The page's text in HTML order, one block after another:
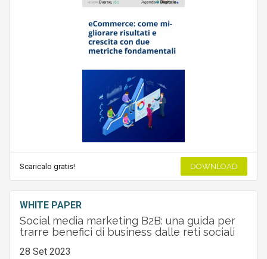
Scaricalo gratis! DOWNLOAD
WHITE PAPER
Social media marketing B2B: una guida per
trarre benefici di business dalle reti sociali
28 Set 2023